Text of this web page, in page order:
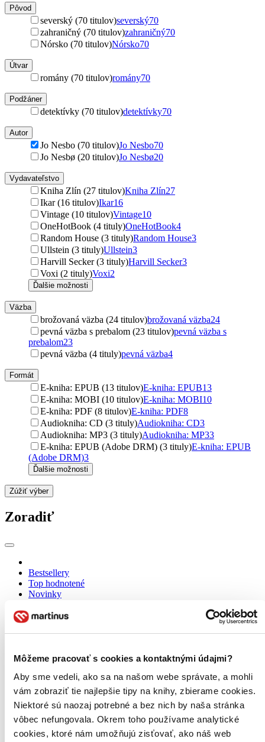
Môžeme pracovať s cookies a kontaktnými údajmi?
Aby sme vedeli, ako sa na našom webe správate, a mohli
vám zobraziť tie najlepšie tipy na knihy, zbierame cookies.
Niektoré sú naozaj potrebné a bez nich by naša stránka
vôbec nefungovala. Okrem toho používame analytické
cookies, ktoré nám umožňujú zisťovať, ako náš web
Pôvod
severský (70 titulov)severský70
zahraničný (70 titulov)zahraničný70
Nórsko (70 titulov)Nórsko70
Útvar
romány (70 titulov)romány70
Podžáner
detektívky (70 titulov)detektívky70
Autor
Jo Nesbo (70 titulov)Jo Nesbo70
Jo Nesbø (20 titulov)Jo Nesbø20
Vydavateľstvo
Kniha Zlín (27 titulov)Kniha Zlín27
Ikar (16 titulov)Ikar16
Vintage (10 titulov)Vintage10
OneHotBook (4 tituly)OneHotBook4
Random House (3 tituly)Random House3
Ullstein (3 tituly)Ullstein3
Harvill Secker (3 tituly)Harvill Secker3
Voxi (2 tituly)Voxi2
Ďalšie možnosti
Väzba
brožovaná väzba (24 titulov)brožovaná väzba24
pevná väzba s prebalom (23 titulov)pevná väzba s
prebalom23
pevná väzba (4 tituly)pevná väzba4
Formát
E-kniha: EPUB (13 titulov)E-kniha: EPUB13
E-kniha: MOBI (10 titulov)E-kniha: MOBI10
E-kniha: PDF (8 titulov)E-kniha: PDF8
Audiokniha: CD (3 tituly)Audiokniha: CD3
Audiokniha: MP3 (3 tituly)Audiokniha: MP33
E-kniha: EPUB (Adobe DRM) (3 tituly)E-kniha: EPUB
(Adobe DRM)3
Ďalšie možnosti
Zúžiť výber
Zoradiť
Bestsellery
Top hodnotené
Novinky
Najlacnejšie
Použité filtre
Autor Jo NesboNa tému masový vrah